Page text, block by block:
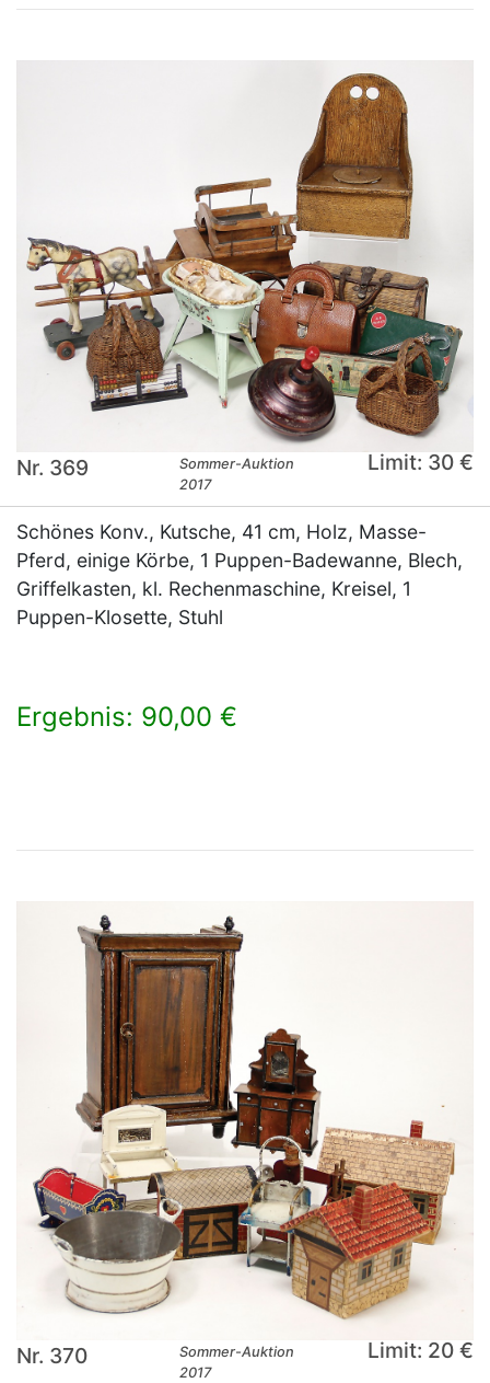
Nr. 369
Sommer-Auktion
2017
Limit: 30 €
Schönes Konv., Kutsche, 41 cm, Holz, Masse-
Pferd, einige Körbe, 1 Puppen-Badewanne, Blech,
Griffelkasten, kl. Rechenmaschine, Kreisel, 1
Puppen-Klosette, Stuhl
Ergebnis: 90,00 €
Nr. 370
Sommer-Auktion
2017
Limit: 20 €